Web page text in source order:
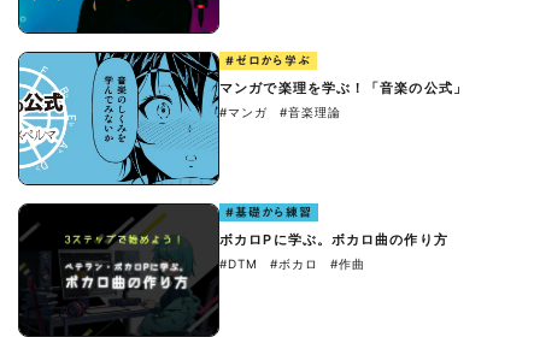
#ゼロから学ぶ
マンガで楽理を学ぶ！「音楽の公式」
#マンガ #音楽理論
#基礎から練習
ボカロPに学ぶ。ボカロ曲の作り方
#DTM #ボカロ #作曲